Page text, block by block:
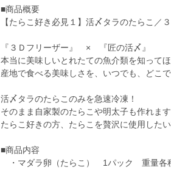
■商品概要
【たらこ好き必見１】活〆タラのたらこ／
『３Ｄフリーザー』 × 『匠の活〆』
本当に美味しいとれたての魚介類を知ってほ
産地で食べる美味しさを、いつでも、どこ
活〆タラのたらこのみを急速冷凍！
そのまま自家製のたらこや明太子も作れます
たらこ好きの方、たらこを贅沢に使用した
■商品内容
・マダラ卵（たらこ） 1パック 重量各